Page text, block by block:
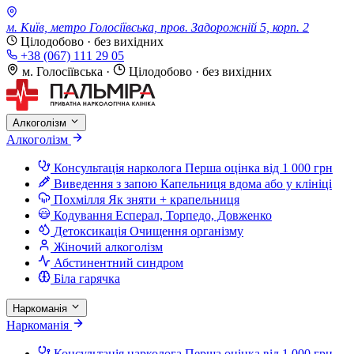
м. Київ, метро Голосіївська, пров. Задорожній 5, корп. 2
Цілодобово · без вихідних
+38 (067) 111 29 05
м. Голосіївська · Цілодобово · без вихідних
Алкоголізм
Алкоголізм
Консультація нарколога Перша оцінка від 1 000 грн
Виведення з запою Капельниця вдома або у клініці
Похмілля Як зняти + крапельниця
Кодування Есперал, Торпедо, Довженко
Детоксикація Очищення організму
Жіночий алкоголізм
Абстинентний синдром
Біла гарячка
Наркоманія
Наркоманія